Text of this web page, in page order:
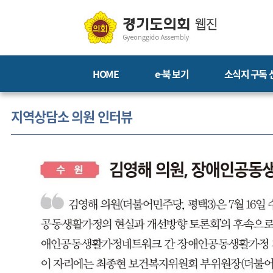
HOME e-북 보기 소식지 구독
지역상담소 의원 인터뷰